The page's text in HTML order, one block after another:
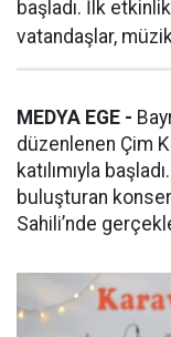
başladı. İlk
vatandaşlar,
MEDYA EGE -
düzenlenen Çim
katılımıyla
buluşturan
Sahili’nde